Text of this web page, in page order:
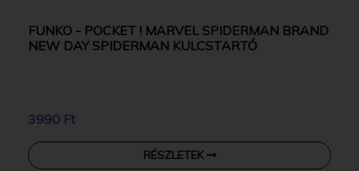
FUNKO - POCKET ! MARVEL SPIDERMAN BRAND
NEW DAY SPIDERMAN KULCSTARTÓ
3990 Ft
RÉSZLETEK